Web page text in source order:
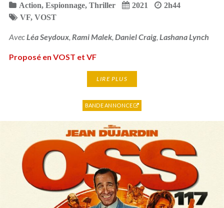
Action, Espionnage, Thriller 2021
2h44
VF, VOST
Avec Léa Seydoux, Rami Malek, Daniel Craig, Lashana Lynch
Proposé en VOST et VF
LIRE PLUS
BANDE ANNONCE